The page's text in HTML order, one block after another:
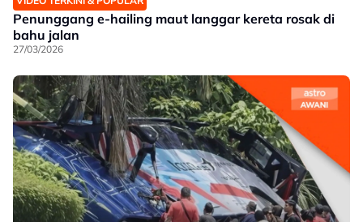
Penunggang e-hailing maut langgar kereta rosak di
bahu jalan
27/03/2026